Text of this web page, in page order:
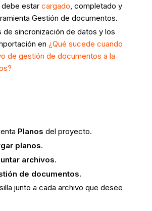
debe estarcargado , completado y
Gestión de documentos.
de sincronización de datos y los
en¿Qué sucede cuando
de gestión de documentos a la
Planos del proyecto.
planos.
archivos.
de documentos.
junto a cada archivo que desee